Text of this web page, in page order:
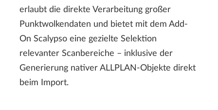
erlaubt die direkte Verarbeitung großer
Punktwolkendaten und bietet mit dem Add-
On Scalypso eine gezielte Selektion
relevanter Scanbereiche – inklusive der
Generierung nativer ALLPLAN-Objekte direkt
beim Import.